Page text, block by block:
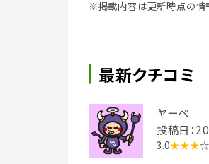
※掲載内容は更新時点の情
最新クチコミ
ヤーペ
投稿日：
3.0★★★